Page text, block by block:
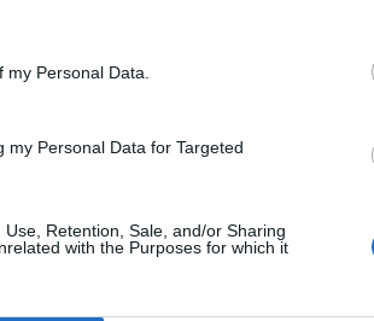
Personal Data.
Personal Data for Targeted
Retention, Sale, and/or Sharing
with the Purposes for which it
al largo di Belize City, nel
larga 300 metri e profonda